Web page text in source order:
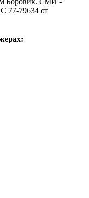
Боровик. CМИ -
77-79634 от